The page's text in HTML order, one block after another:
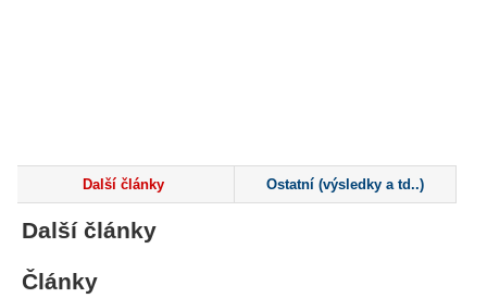
Další články Ostatní (výsledky a td..)
Další články
Články